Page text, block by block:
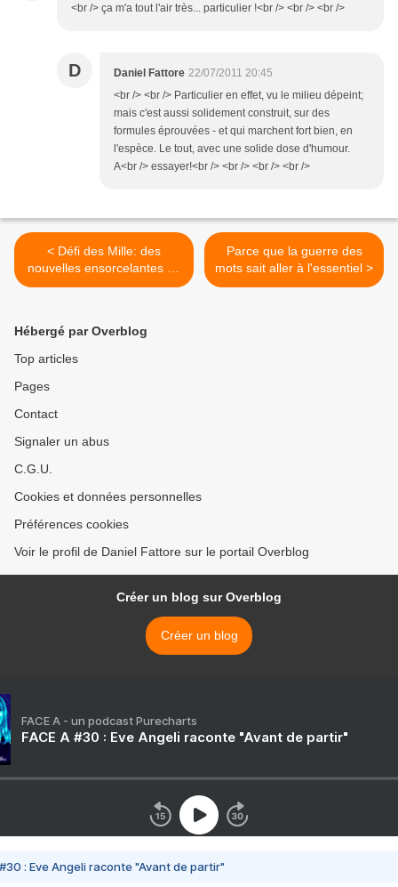
<br /> ça m'a tout l'air très... particulier !<br /> <br /> <br />
D Daniel Fattore 22/07/2011 20:45
<br /> <br /> Particulier en effet, vu le milieu dépeint;
mais c'est aussi solidement construit, sur des
formules éprouvées - et qui marchent fort bien, en
l'espèce. Le tout, avec une solide dose d'humour.
A<br /> essayer!<br /> <br /> <br /> <br />
< Défi des Mille: des
nouvelles ensorcelantes de
Lili
Parce que la guerre des
mots sait aller à l'essentiel >
Hébergé par Overblog
Top articles
Pages
Contact
Signaler un abus
C.G.U.
Cookies et données personnelles
Préférences cookies
Voir le profil de Daniel Fattore sur le portail Overblog
Créer un blog sur Overblog
Créer un blog
FACE A - un podcast Purecharts
FACE A #30 : Eve Angeli raconte "Avant de partir"
#30 : Eve Angeli raconte "Avant de partir"